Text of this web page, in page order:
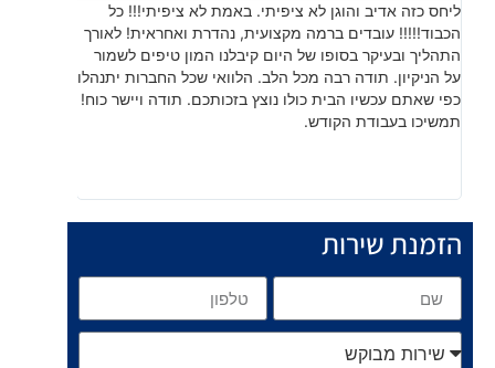
ליחס כזה אדיב והוגן לא ציפיתי. באמת לא ציפיתי!!! כל
הכבוד!!!!! עובדים ברמה מקצועית, נהדרת ואחראית! לאורך
התהליך ובעיקר בסופו של היום קיבלנו המון טיפים לשמור
על הניקיון. תודה רבה מכל הלב. הלוואי שכל החברות יתנהלו
כפי שאתם עכשיו הבית כולו נוצץ בזכותכם. תודה ויישר כוח!
תמשיכו בעבודת הקודש.
הזמנת שירות